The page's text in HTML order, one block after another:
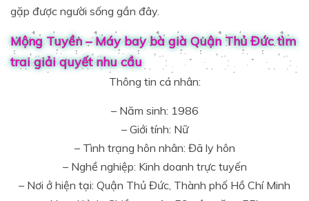
gặp được người sống gần đây.
Mộng Tuyền – Máy bay bà già Quận Thủ Đức tìm
trai giải quyết nhu cầu
Thông tin cá nhân:
– Năm sinh: 1986
– Giới tính: Nữ
– Tình trạng hôn nhân: Đã ly hôn
– Nghề nghiệp: Kinh doanh trực tuyến
– Nơi ở hiện tại: Quận Thủ Đức, Thành phố Hồ Chí Minh